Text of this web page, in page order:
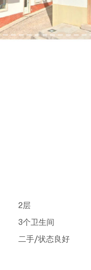
2层
3个卫生间
二手/状态良好